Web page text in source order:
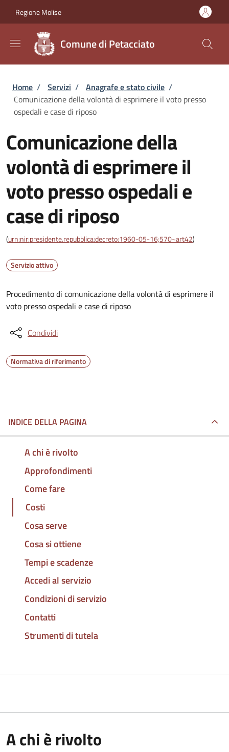
Regione Molise
Comune di Petacciato
Briciole di pane
Home / Servizi / Anagrafe e stato civile /
Comunicazione della volontà di esprimere il voto presso
ospedali e case di riposo
Comunicazione della
volontà di esprimere il
voto presso ospedali e
case di riposo
(urn:nir:presidente.repubblica:decreto:1960-05-16;570~art42)
Servizio attivo
Procedimento di comunicazione della volontà di esprimere il
voto presso ospedali e case di riposo
Condividi
Normativa di riferimento
INDICE DELLA PAGINA
A chi è rivolto
Approfondimenti
Come fare
Costi
Cosa serve
Cosa si ottiene
Tempi e scadenze
Accedi al servizio
Condizioni di servizio
Contatti
Strumenti di tutela
A chi è rivolto